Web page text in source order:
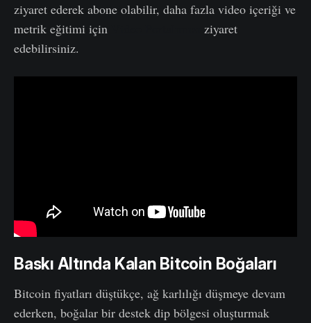
ziyaret ederek abone olabilir, daha fazla video içeriği ve
metrik eğitimi için
ziyaret
edebilirsiniz.
Baskı Altında Kalan Bitcoin Boğaları
Bitcoin fiyatları düştükçe, ağ karlılığı düşmeye devam
ederken, boğalar bir destek dip bölgesi oluşturmak